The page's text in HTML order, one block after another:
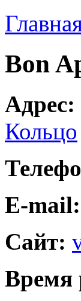
Bon
Адрес:
Кольцо
E-mail:
Сайт:
Время